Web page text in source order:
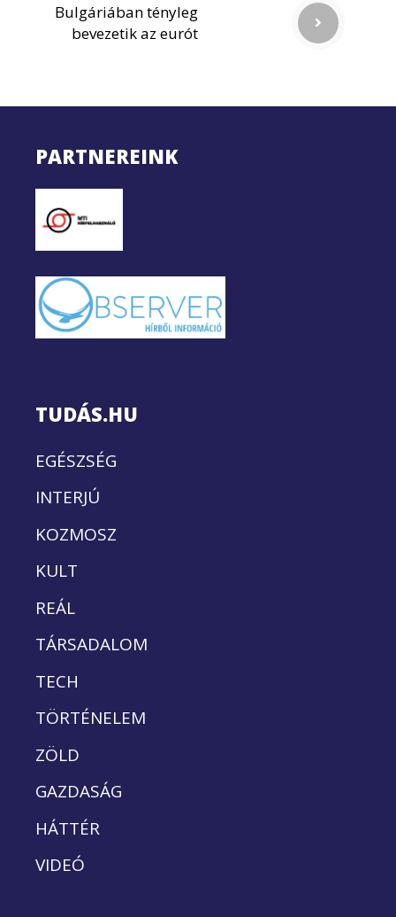
Bulgáriában tényleg
bevezetik az eurót
PARTNEREINK
TUDÁS.HU
EGÉSZSÉG
INTERJÚ
KOZMOSZ
KULT
REÁL
TÁRSADALOM
TECH
TÖRTÉNELEM
ZÖLD
GAZDASÁG
HÁTTÉR
VIDEÓ